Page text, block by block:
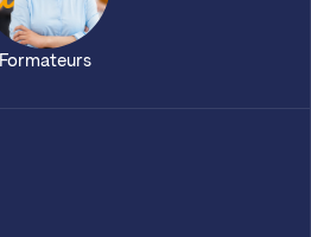
Formateurs